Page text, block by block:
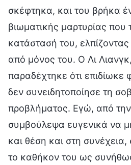
σκέφτηκα, και του βρήκα
βιωματικής μαρτυρίας που
κατάστασή του, ελπίζοντας
από μόνος του. Ο Λι
παραδέχτηκε ότι
δεν συνειδητοποίησε τη
προβλήματος. Εγώ, από
συμβούλεψα ευγενικά να
και θέση και στη συνέχεια,
το καθήκον του ως